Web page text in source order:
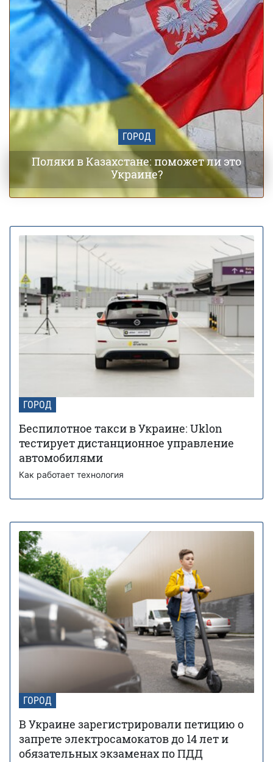
ГОРОД
Поляки в Казахстане: поможет ли это
Украине?
ГОРОД
Беспилотное такси в Украине: Uklon
тестирует дистанционное управление
автомобилями
Как работает технология
ГОРОД
В Украине зарегистрировали петицию о
запрете электросамокатов до 14 лет и
обязательных экзаменах по ПДД